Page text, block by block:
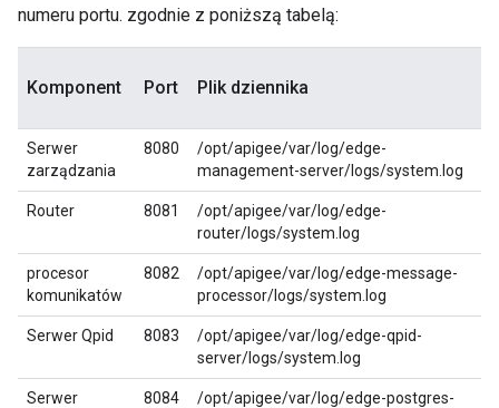
numeru portu. zgodnie z poniższą tabelą:
Komponent Port Plik dziennika
Serwer
zarządzania
8080
/opt/apigee/var/log/edge-
management-server/logs/system.log
Router 8081
/opt/apigee/var/log/edge-
router/logs/system.log
procesor
komunikatów
8082
/opt/apigee/var/log/edge-message-
processor/logs/system.log
Serwer Qpid 8083
/opt/apigee/var/log/edge-qpid-
server/logs/system.log
Serwer
8084
/opt/apigee/var/log/edge-postgres-